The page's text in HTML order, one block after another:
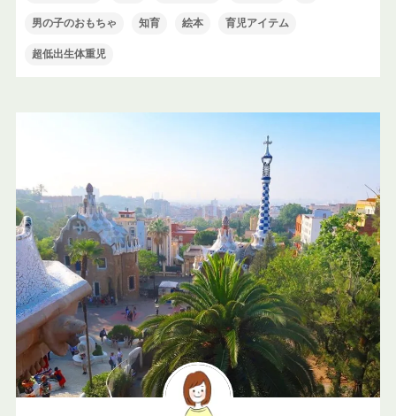
男の子のおもちゃ 知育 絵本 育児アイテム
超低出生体重児